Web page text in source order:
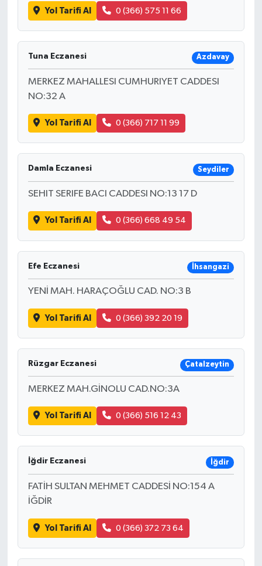
Yol Tarifi Al 0 (366) 575 11 66
Tuna Eczanesi Azdavay
MERKEZ MAHALLESI CUMHURIYET CADDESI
NO:32 A
Yol Tarifi Al 0 (366) 717 11 99
Damla Eczanesi Seydiler
SEHIT SERIFE BACI CADDESI NO:13 17 D
Yol Tarifi Al 0 (366) 668 49 54
Efe Eczanesi İhsangazi
YENİ MAH. HARAÇOĞLU CAD. NO:3 B
Yol Tarifi Al 0 (366) 392 20 19
Rüzgar Eczanesi Çatalzeytin
MERKEZ MAH.GİNOLU CAD.NO:3A
Yol Tarifi Al 0 (366) 516 12 43
İğdir Eczanesi İğdir
FATİH SULTAN MEHMET CADDESİ NO:154 A
İĞDİR
Yol Tarifi Al 0 (366) 372 73 64